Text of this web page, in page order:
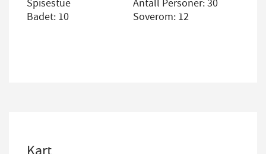
Spisestue
Antall Personer: 30
Badet: 10
Soverom: 12
Kart